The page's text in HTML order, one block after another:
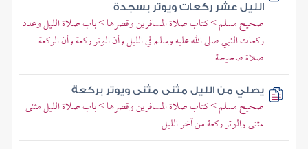
الليل عشر ركعات ويوتر بسجدة
صحيح مسلم > كتاب صلاة المسافرين وقصرها > باب صلاة الليل وعدد
ركعات النبي صلى الله عليه وسلم في الليل وأن الوتر ركعة وأن الركعة
صلاة صحيحة
يصلي من الليل مثنى مثنى ويوتر بركعة
صحيح مسلم > كتاب صلاة المسافرين وقصرها > باب صلاة الليل مثنى
مثنى والوتر ركعة من آخر الليل